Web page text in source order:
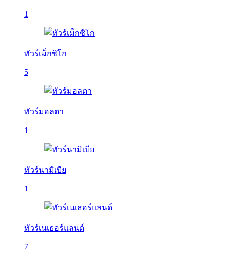
1
ทัวร์เม็กซิโก
5
ทัวร์มอลตา
1
ทัวร์นามิเบีย
1
ทัวร์เนเธอร์แลนด์
7